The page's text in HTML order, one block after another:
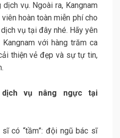
vụ. Ngoài ra, Kangnam
hoàn toàn miễn phí cho
vụ tại đây nhé. Hãy yên
với hàng trăm ca
thiện vẻ đẹp và sự tự tin,
vụ nâng ngực tại
có “tầm”: đội ngũ bác sĩ